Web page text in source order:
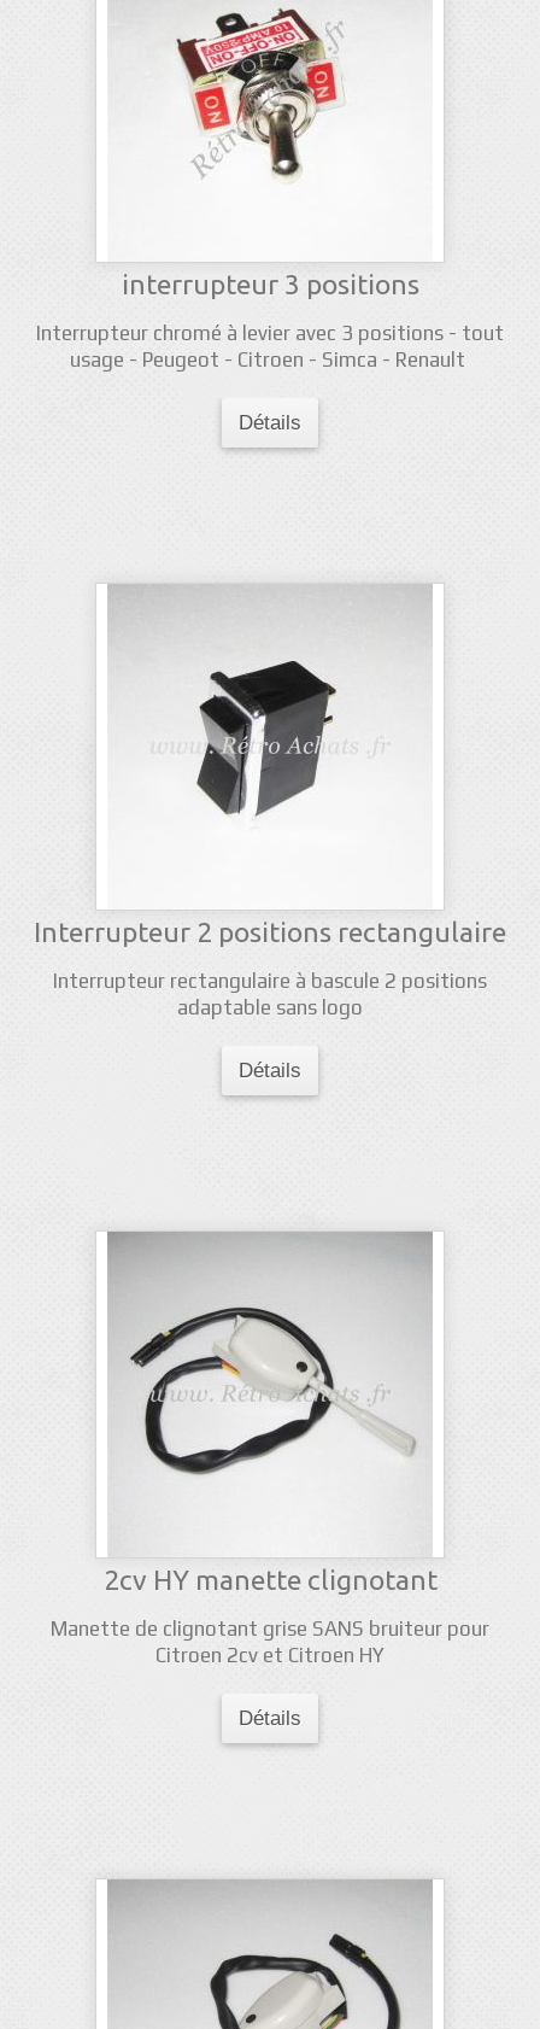
interrupteur 3 positions
Interrupteur chromé à levier avec 3 positions - tout
usage - Peugeot - Citroen - Simca - Renault
Détails
Interrupteur 2 positions rectangulaire
Interrupteur rectangulaire à bascule 2 positions
adaptable sans logo
Détails
2cv HY manette clignotant
Manette de clignotant grise SANS bruiteur pour
Citroen 2cv et Citroen HY
Détails